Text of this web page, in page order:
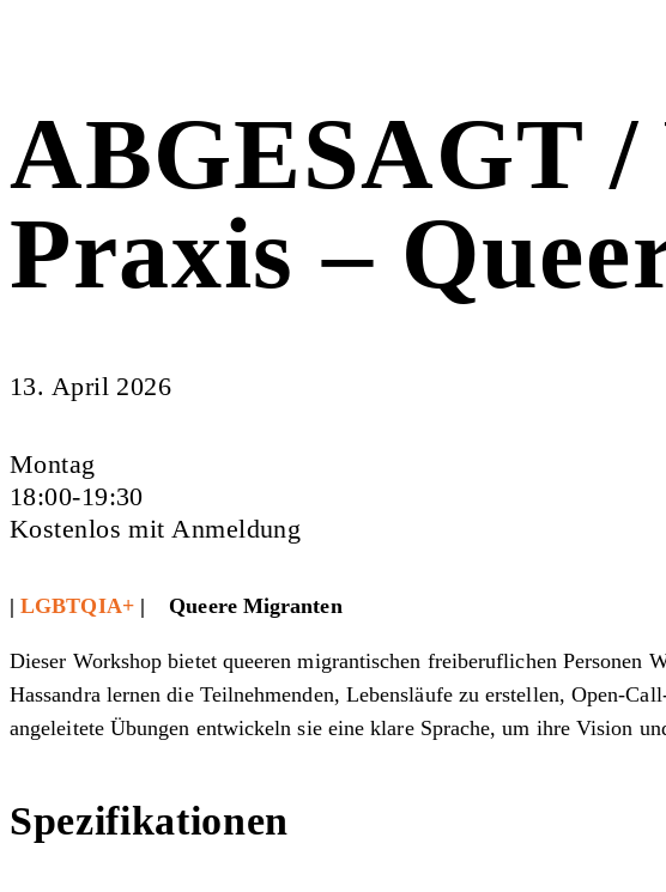
ABGESAGT
Praxis –
13. April 2026
Montag
18:00-19:30
Kostenlos mit Anmeldung
|LGBTQIA+ | Queere Migranten
Dieser Workshop bietet queeren migrantischen freiberuflichen
Hassandra lernen die Teilnehmenden, Lebensläufe zu erstellen, Open-
angeleitete Übungen entwickeln sie eine klare Sprache, um ihre Vision
Spezifikationen